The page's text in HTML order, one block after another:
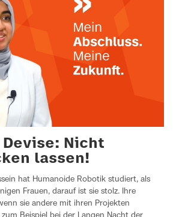
Nicht
lassen!
hat Humanoide Robotik studiert, als
Frauen, darauf ist sie stolz. Ihre
sie andere mit ihren Projekten
Beispiel bei der Langen Nacht der